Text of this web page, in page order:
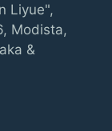
Liyue",
Modista,
&